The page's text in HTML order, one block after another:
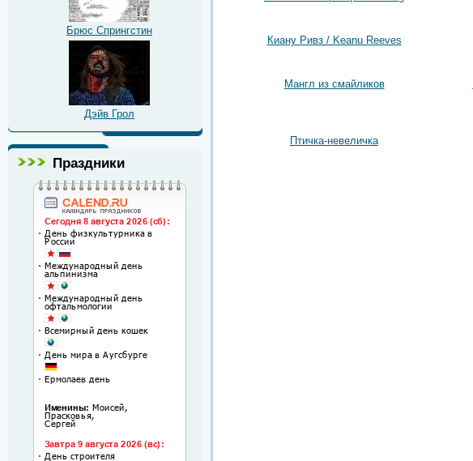
Брюс Спрингстин
Дэйв Грол
Праздники
Киану Ривз / Keanu Reeves
Мангл из смайликов
Птичка-невеличка